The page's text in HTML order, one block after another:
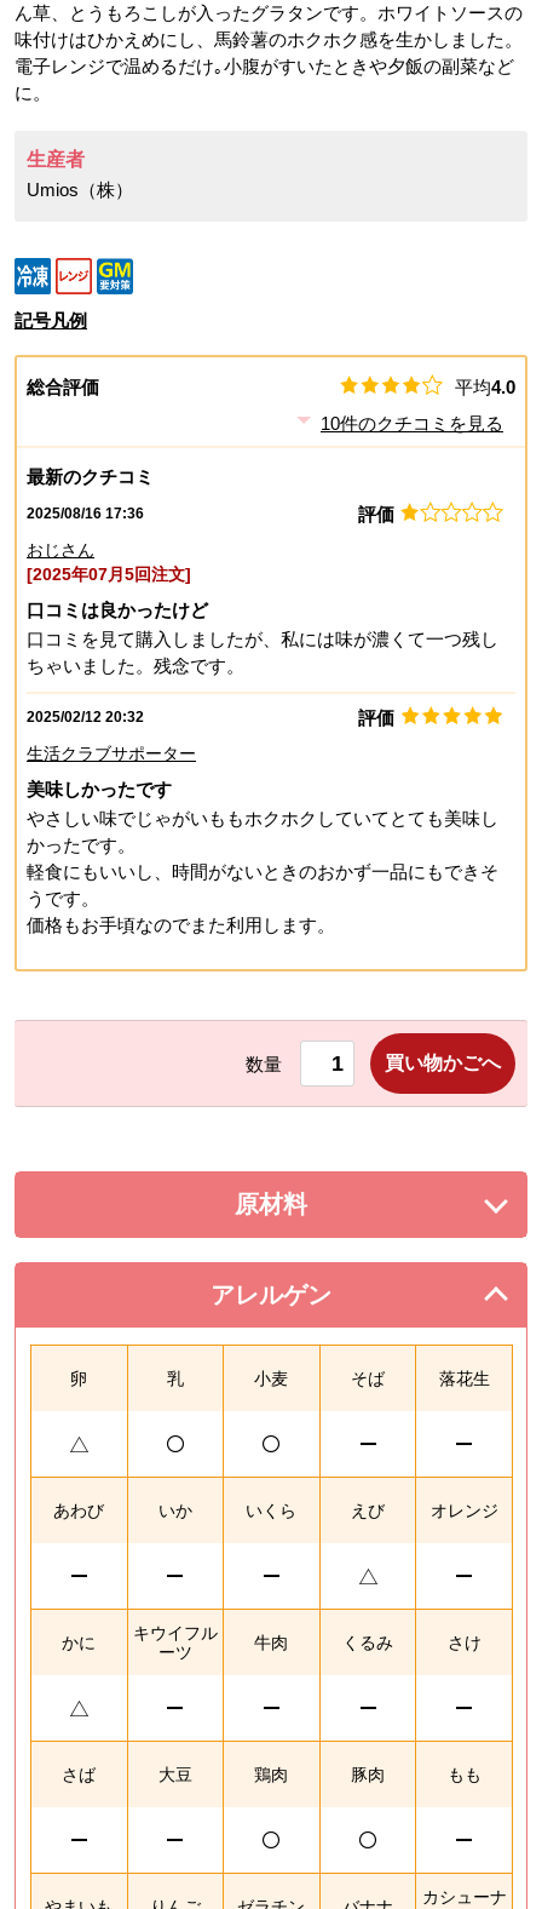
ん草、とうもろこしが入ったグラタンです。ホワイトソースの
味付けはひかえめにし、馬鈴薯のホクホク感を生かしました。
電子レンジで温めるだけ｡小腹がすいたときや夕飯の副菜など
に。
生産者
Umios（株）
記号凡例
総合評価 平均4.0
10件のクチコミを見る
最新のクチコミ
2025/08/16 17:36 評価
おじさん
[2025年07月5回注文]
口コミは良かったけど
口コミを見て購入しましたが、私には味が濃くて一つ残し
ちゃいました。残念です。
2025/02/12 20:32 評価
生活クラブサポーター
美味しかったです
やさしい味でじゃがいももホクホクしていてとても美味し
かったです。
軽食にもいいし、時間がないときのおかず一品にもできそ
うです。
価格もお手頃なのでまた利用します。
数量 買い物かごへ
原材料を展開する。
アレルゲン
を閉じる。
卵 乳 小麦 そば 落花生
あわび いか いくら えび オレンジ
かに
キウイフル
ーツ
牛肉 くるみ さけ
さば 大豆 鶏肉 豚肉 もも
カシューナ